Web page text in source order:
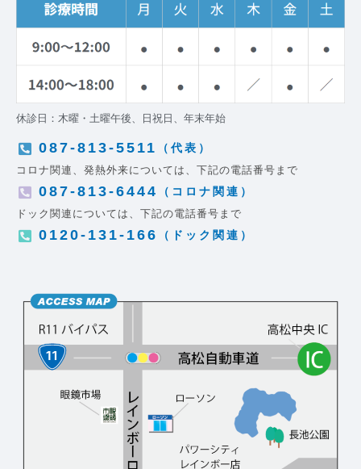
休診日：木曜・土曜午後、日祝日、年末年始
087-813-5511 （代表）
コロナ関連、発熱外来については、下記の電話番号まで
087-813-6444 （コロナ関連）
ドック関連については、下記の電話番号まで
0120-131-166 （ドック関連）